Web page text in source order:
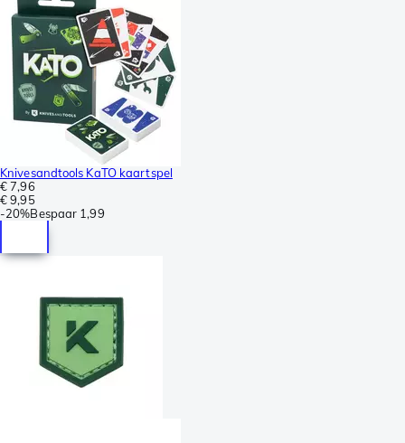
Knivesandtools KaTO kaartspel
€ 7,96
€ 9,95
-20%Bespaar 1,99